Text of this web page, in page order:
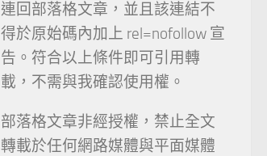
連回部落格文章，並且該連結不
得於原始碼內加上 rel=nofollow 宣
告。符合以上條件即可引用轉
載，不需與我確認使用權。
部落格文章非經授權，禁止全文
轉載於任何網路媒體與平面媒體